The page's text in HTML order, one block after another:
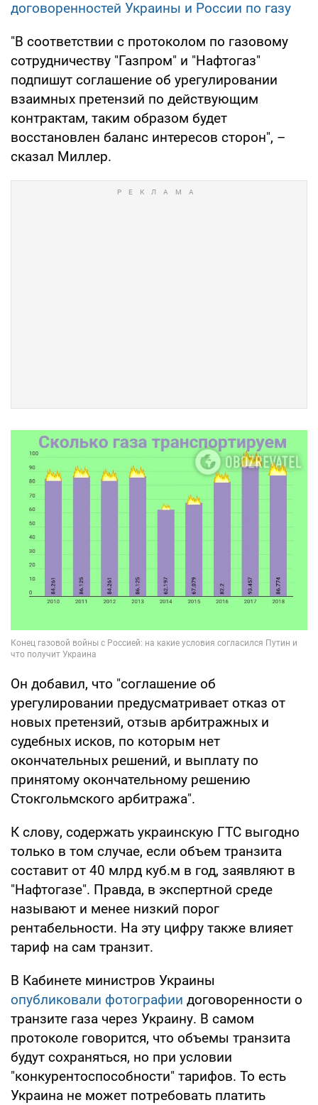
договоренностей Украины и России по газу
"В соответствии с протоколом по газовому
сотрудничеству "Газпром" и "Нафтогаз"
подпишут соглашение об урегулировании
взаимных претензий по действующим
контрактам, таким образом будет
восстановлен баланс интересов сторон", –
сказал Миллер.
Он добавил, что "соглашение об
урегулировании предусматривает отказ от
новых претензий, отзыв арбитражных и
судебных исков, по которым нет
окончательных решений, и выплату по
принятому окончательному решению
Стокгольмского арбитража".
К слову, содержать украинскую ГТС выгодно
только в том случае, если объем транзита
составит от 40 млрд куб.м в год, заявляют в
"Нафтогазе". Правда, в экспертной среде
называют и менее низкий порог
рентабельности. На эту цифру также влияет
тариф на сам транзит.
В Кабинете министров Украины
опубликовали фотографии договоренности о
транзите газа через Украину. В самом
протоколе говорится, что объемы транзита
будут сохраняться, но при условии
"конкурентоспособности" тарифов. То есть
Украина не может потребовать платить